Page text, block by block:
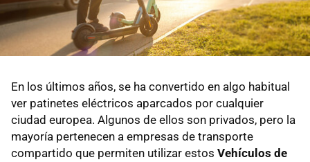
En los últimos años, se ha convertido en algo habitual
ver patinetes eléctricos aparcados por cualquier
ciudad europea. Algunos de ellos son privados, pero la
mayoría pertenecen a empresas de transporte
compartido que permiten utilizar estos Vehículos de